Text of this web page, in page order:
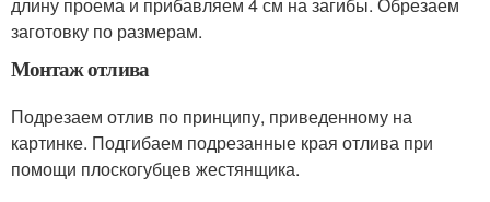
длину проема и прибавляем 4 см на загибы. Обрезаем
заготовку по размерам.
Монтаж отлива
Подрезаем отлив по принципу, приведенному на
картинке. Подгибаем подрезанные края отлива при
помощи плоскогубцев жестянщика.